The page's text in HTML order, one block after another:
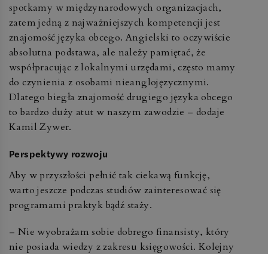
spotkamy w międzynarodowych organizacjach,
zatem jedną z najważniejszych kompetencji jest
znajomość języka obcego. Angielski to oczywiście
absolutna podstawa, ale należy pamiętać, że
współpracując z lokalnymi urzędami, często mamy
do czynienia z osobami nieanglojęzycznymi.
Dlatego biegła znajomość drugiego języka obcego
to bardzo duży atut w naszym zawodzie – dodaje
Kamil Zywer.
Perspektywy rozwoju
Aby w przyszłości pełnić tak ciekawą funkcję,
warto jeszcze podczas studiów zainteresować się
programami praktyk bądź staży.
– Nie wyobrażam sobie dobrego finansisty, który
nie posiada wiedzy z zakresu księgowości. Kolejny